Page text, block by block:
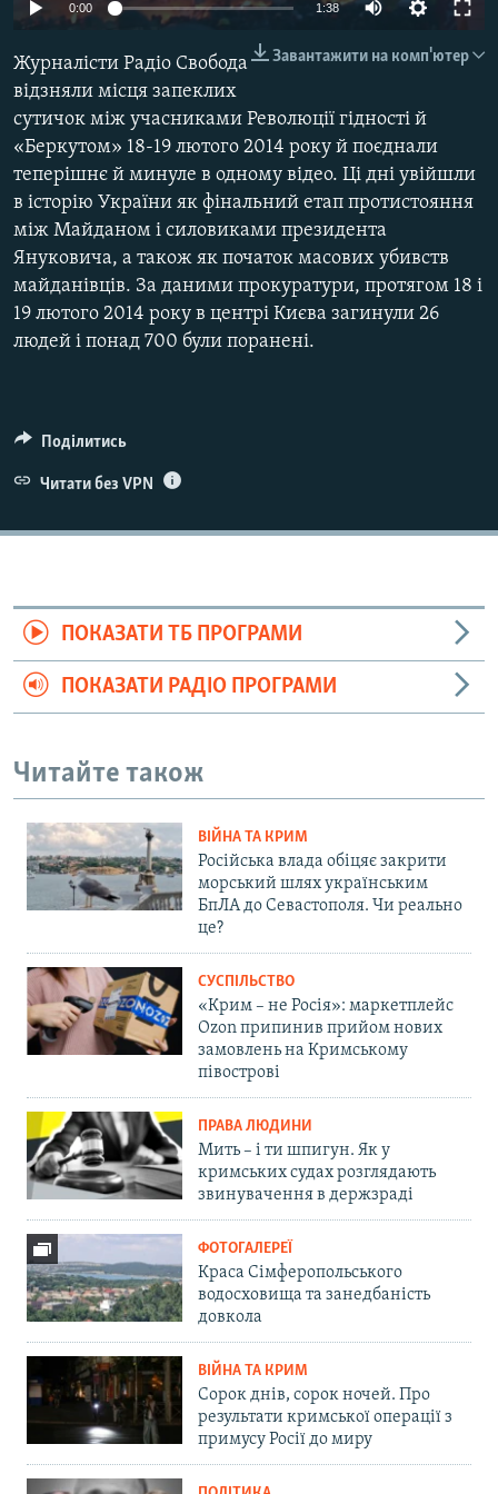
ВІДЕОУРОКИ «ELIFBE»
СВІДЧЕННЯ ОКУПАЦІЇ
УКРАЇНСЬКА ПРОБЛЕМА КРИМУ
ІНФОГРАФІКА
Qırımtatar
ДОЛУЧАЙСЯ!
Усі сайти RFE/RL
0:00 1:38
Завантажити на комп'ютер
Журналісти Радіо Свобода
відзняли місця запеклих
сутичок між учасниками Революції гідності й
«Беркутом» 18-19 лютого 2014 року й поєднали
теперішнє й минуле в одному відео. Ці дні увійшли
в історію України як фінальний етап протистояння
між Майданом і силовиками президента
Януковича, а також як початок масових убивств
майданівців. За даними прокуратури, протягом 18 і
19 лютого 2014 року в центрі Києва загинули 26
людей і понад 700 були поранені.
Поділитись
Читати без VPN
ПОКАЗАТИ ТБ ПРОГРАМИ
ПОКАЗАТИ РАДІО ПРОГРАМИ
Читайте також
ВІЙНА ТА КРИМ
Російська влада обіцяє закрити
морський шлях українським
БпЛА до Севастополя. Чи реально
це?
СУСПІЛЬСТВО
«Крим – не Росія»: маркетплейс
Ozon припинив прийом нових
замовлень на Кримському
півострові
ПРАВА ЛЮДИНИ
Мить – і ти шпигун. Як у
кримських судах розглядають
звинувачення в держзраді
ФОТОГАЛЕРЕЇ
Краса Сімферопольського
водосховища та занедбаність
довкола
ВІЙНА ТА КРИМ
Сорок днів, сорок ночей. Про
результати кримської операції з
примусу Росії до миру